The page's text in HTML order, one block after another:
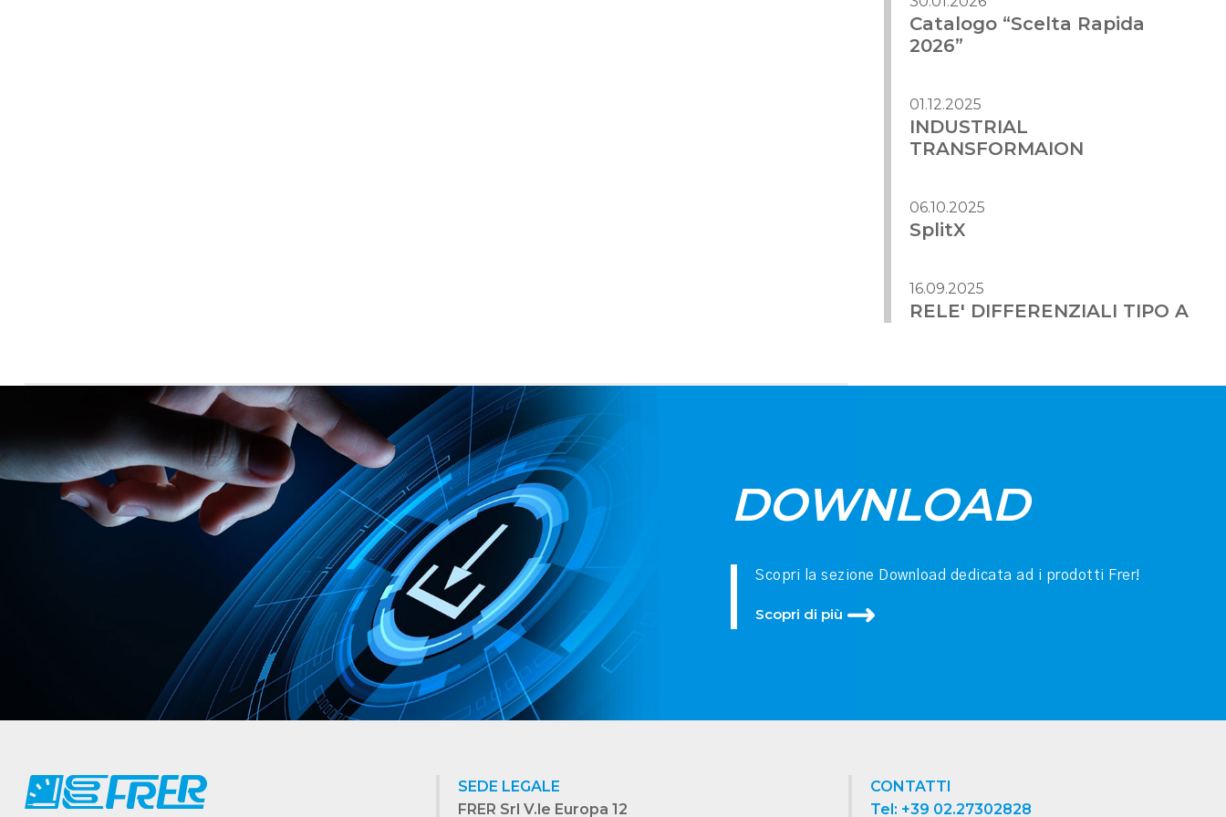
Catalogo “Scelta Rapida
2026”
01.12.2025
INDUSTRIAL
TRANSFORMAION
06.10.2025
SplitX
16.09.2025
RELE' DIFFERENZIALI TIPO A
DOWNLOAD
Scopri la sezione Download dedicata ad i prodotti Frer!
Scopri di più
SEDE LEGALE
FRER Srl V.le Europa 12
CONTATTI
Tel: +39 02.27302828